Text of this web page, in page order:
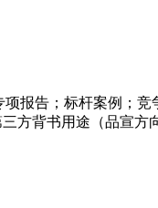
报告；标杆案例；
方背书用途（品宣方